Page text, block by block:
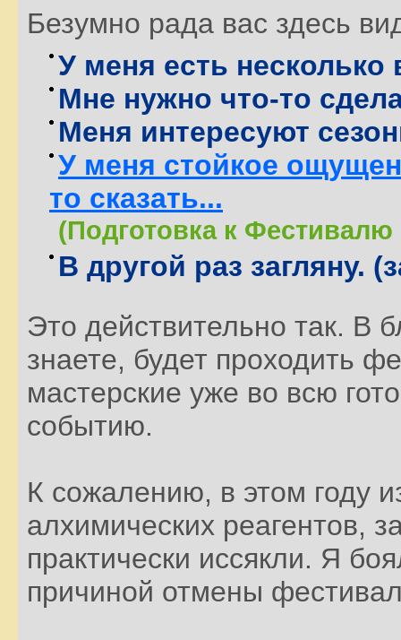
Безумно рада вас здесь
У меня есть несколько
Мне нужно что-то
Меня интересуют
У меня стойкое
то сказать...
(Подготовка к Фестивалю
В другой раз загляну.
Это действительно так. В
знаете, будет проходить
мастерские уже во всю
событию.
К сожалению, в этом году
алхимических реагентов,
практически иссякли. Я
причиной отмены